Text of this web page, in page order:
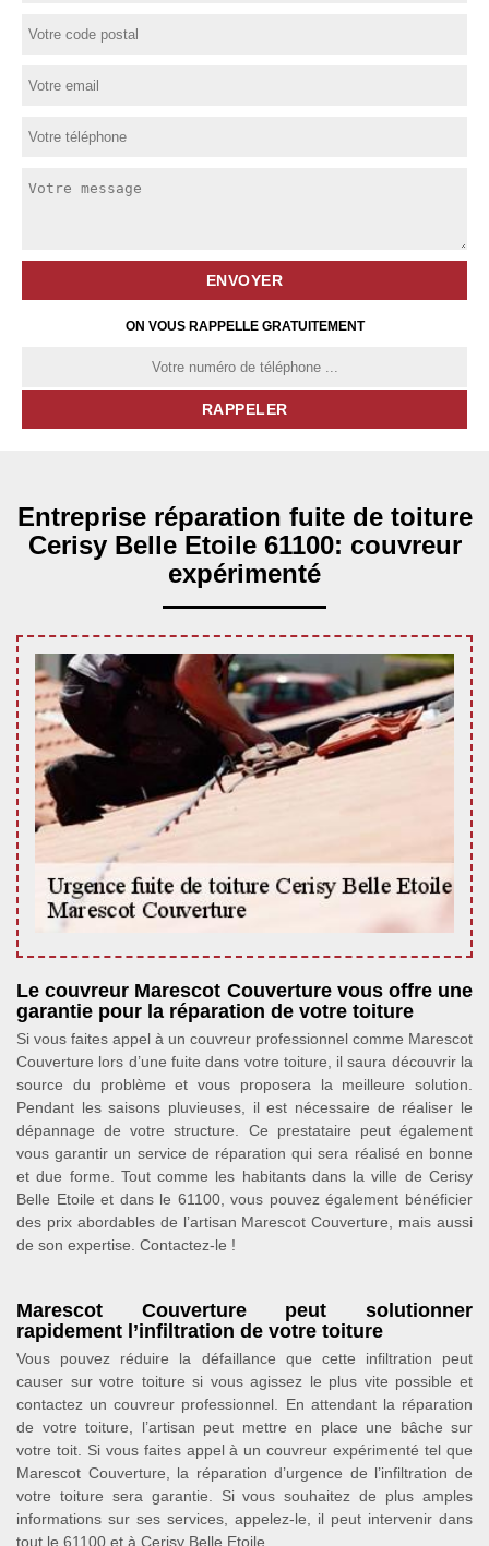
ON VOUS RAPPELLE GRATUITEMENT
Entreprise réparation fuite de toiture
Cerisy Belle Etoile 61100: couvreur
expérimenté
Le couvreur Marescot Couverture vous offre une
garantie pour la réparation de votre toiture
Si vous faites appel à un couvreur professionnel comme Marescot
Couverture lors d’une fuite dans votre toiture, il saura découvrir la
source du problème et vous proposera la meilleure solution.
Pendant les saisons pluvieuses, il est nécessaire de réaliser le
dépannage de votre structure. Ce prestataire peut également
vous garantir un service de réparation qui sera réalisé en bonne
et due forme. Tout comme les habitants dans la ville de Cerisy
Belle Etoile et dans le 61100, vous pouvez également bénéficier
des prix abordables de l’artisan Marescot Couverture, mais aussi
de son expertise. Contactez-le !
Marescot Couverture peut solutionner
rapidement l’infiltration de votre toiture
Vous pouvez réduire la défaillance que cette infiltration peut
causer sur votre toiture si vous agissez le plus vite possible et
contactez un couvreur professionnel. En attendant la réparation
de votre toiture, l’artisan peut mettre en place une bâche sur
votre toit. Si vous faites appel à un couvreur expérimenté tel que
Marescot Couverture, la réparation d’urgence de l’infiltration de
votre toiture sera garantie. Si vous souhaitez de plus amples
informations sur ses services, appelez-le, il peut intervenir dans
tout le 61100 et à Cerisy Belle Etoile.